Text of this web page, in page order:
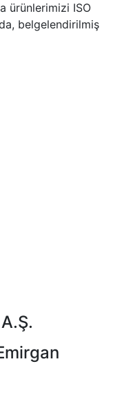
ürünlerimizi ISO
belgelendirilmiş